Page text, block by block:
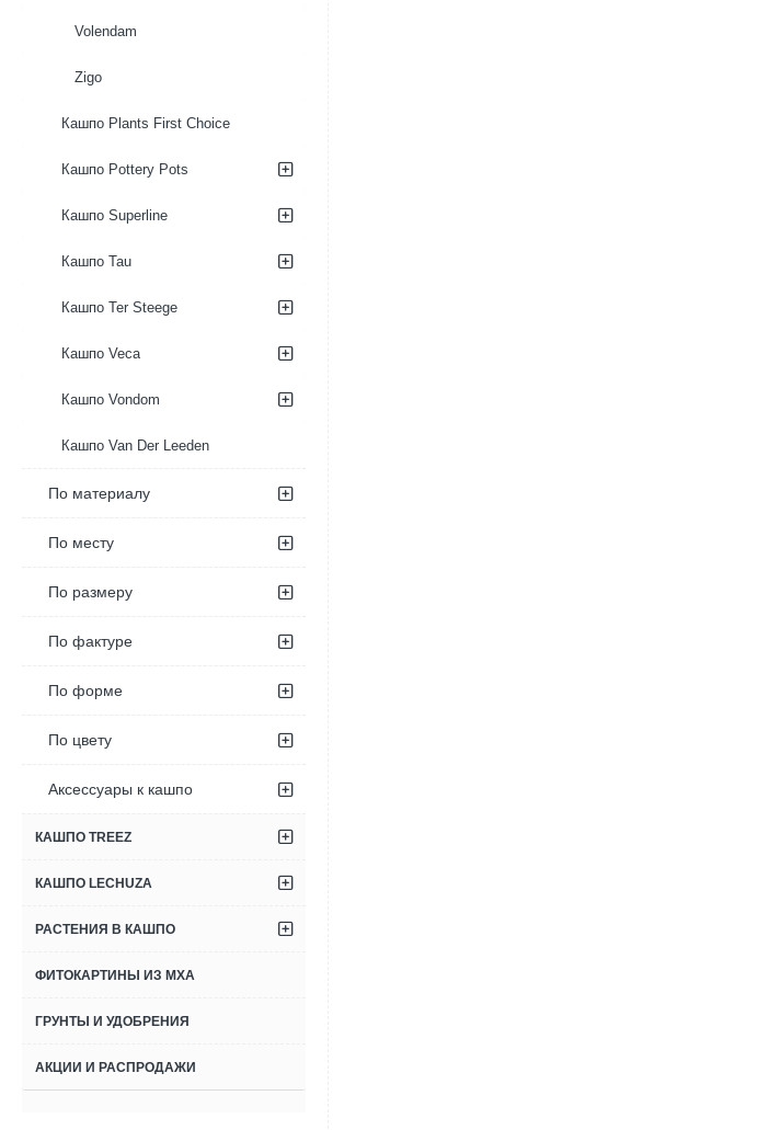
Volendam
Zigo
Кашпо Plants First Choice
Кашпо Pottery Pots
Кашпо Superline
Кашпо Tau
Кашпо Ter Steege
Кашпо Veca
Кашпо Vondom
Кашпо Van Der Leeden
По материалу
По месту
По размеру
По фактуре
По форме
По цвету
Аксессуары к кашпо
КАШПО TREEZ
КАШПО LECHUZA
РАСТЕНИЯ В КАШПО
ФИТОКАРТИНЫ ИЗ МХА
ГРУНТЫ И УДОБРЕНИЯ
АКЦИИ И РАСПРОДАЖИ